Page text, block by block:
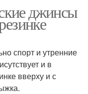
джинсы
спорт и утренние
и в
вверху и с